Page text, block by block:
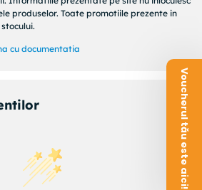
produselor. Toate promotiile prezente in
cu documentatia
Voucherul tău este aici!